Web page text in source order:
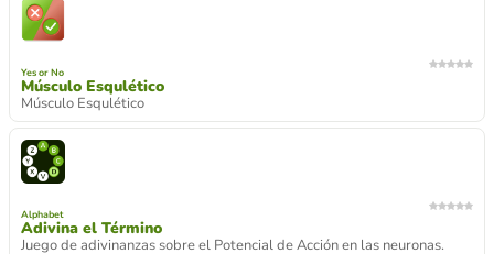
Yes or No
Músculo Esqulético
Músculo Esqulético
Alphabet
Adivina el Término
Juego de adivinanzas sobre el Potencial de Acción en las neuronas.